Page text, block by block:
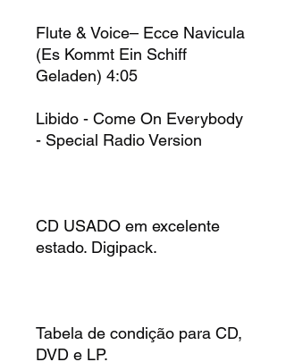
Flute & Voice– Ecce Navicula
(Es Kommt Ein Schiff
Geladen) 4:05
Libido - Come On Everybody
- Special Radio Version
CD USADO em excelente
estado. Digipack.
Tabela de condição para CD,
DVD e LP.